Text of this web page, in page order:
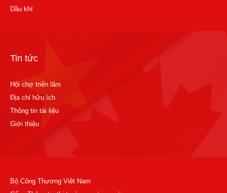
Dầu khí
Tin tức
Hội chợ triển lãm
Địa chỉ hữu ích
Thông tin tài liệu
Giới thiệu
Bộ Công Thương Việt Nam